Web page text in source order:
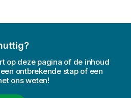
op deze pagina of de inhoud
ontbrekende stap of een
ons weten!